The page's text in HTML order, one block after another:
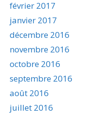
février 2017
janvier 2017
décembre 2016
novembre 2016
octobre 2016
septembre 2016
août 2016
juillet 2016